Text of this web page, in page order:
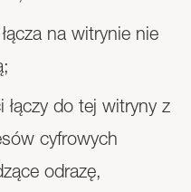
na witrynie nie
do tej witryny z
cyfrowych
odrazę,